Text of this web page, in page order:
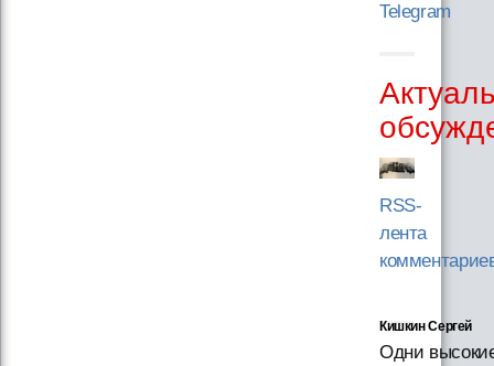
Telegram
RSS-
лента
Кишкин Сергей
Одни